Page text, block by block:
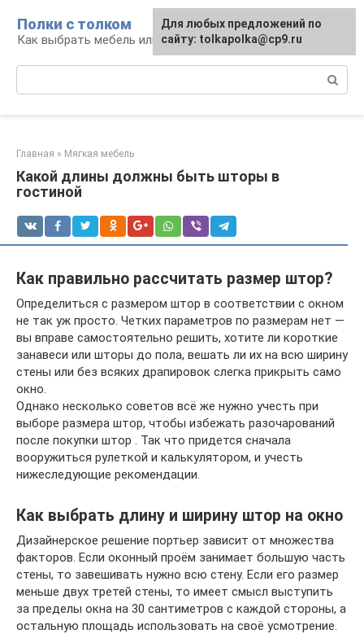
контенту
Полки с толком
Как выбрать мебель или сделать ее самому
Главная » Мягкая мебель
Какой длины должны быть шторы в
гостиной
Как правильно рассчитать размер штор?
Определиться с размером штор в соответствии с окном
не так уж просто. Четких параметров по размерам нет —
вы вправе самостоятельно решить, хотите ли короткие
занавеси или шторы до пола, вешать ли их на всю ширину
стены или без всяких драпировок слегка прикрыть само
окно.
Однако несколько советов всё же нужно учесть при
выборе размера штор, чтобы избежать разочарований
после покупки штор . Так что придется сначала
вооружиться рулеткой и калькулятором, и учесть
нижеследующие рекомендации.
Как выбрать длину и ширину штор на окно
Дизайнерское решение портьер зависит от множества
факторов. Если оконный проём занимает большую часть
стены, то завешивать нужно всю стену. Если его размер
меньше двух третей стены, то имеет смысл выступить
за пределы окна на 30 сантиметров с каждой стороны, а
остальную площадь использовать на своё усмотрение.
Для любых предложений по
сайту: tolkapolka@cp9.ru